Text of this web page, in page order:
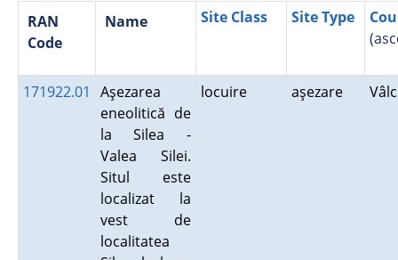
RAN
Code
Name Site Class Site Type
171922.01
Aşezarea
eneolitică de
la Silea -
Valea Silei.
Situl este
localizat la
vest de
localitatea
locuire aşezare